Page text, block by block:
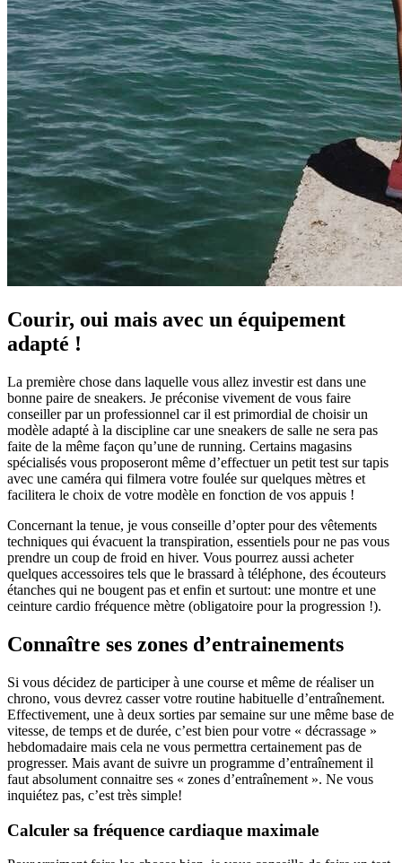
Courir, oui mais avec un équipement
adapté !
La première chose dans laquelle vous allez investir est dans une
bonne paire de sneakers. Je préconise vivement de vous faire
conseiller par un professionnel car il est primordial de choisir un
modèle adapté à la discipline car une sneakers de salle ne sera pas
faite de la même façon qu’une de running. Certains magasins
spécialisés vous proposeront même d’effectuer un petit test sur tapis
avec une caméra qui filmera votre foulée sur quelques mètres et
facilitera le choix de votre modèle en fonction de vos appuis !
Concernant la tenue, je vous conseille d’opter pour des vêtements
techniques qui évacuent la transpiration, essentiels pour ne pas vous
prendre un coup de froid en hiver. Vous pourrez aussi acheter
quelques accessoires tels que le brassard à téléphone, des écouteurs
étanches qui ne bougent pas et enfin et surtout: une montre et une
ceinture cardio fréquence mètre (obligatoire pour la progression !).
Connaître ses zones d’entrainements
Si vous décidez de participer à une course et même de réaliser un
chrono, vous devrez casser votre routine habituelle d’entraînement.
Effectivement, une à deux sorties par semaine sur une même base de
vitesse, de temps et de durée, c’est bien pour votre « décrassage »
hebdomadaire mais cela ne vous permettra certainement pas de
progresser. Mais avant de suivre un programme d’entraînement il
faut absolument connaitre ses « zones d’entraînement ». Ne vous
inquiétez pas, c’est très simple!
Calculer sa fréquence cardiaque maximale